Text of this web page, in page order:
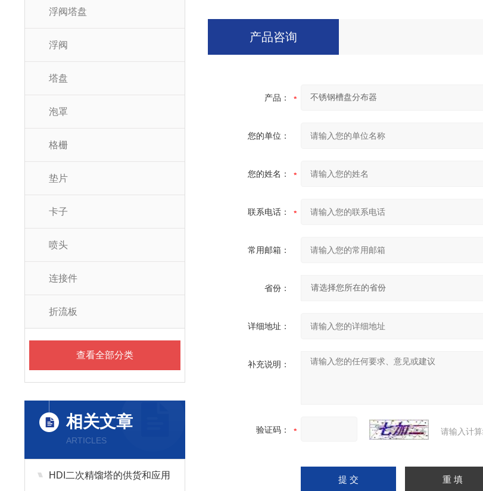
浮阀塔盘
浮阀
塔盘
泡罩
格栅
垫片
卡子
喷头
连接件
折流板
查看全部分类
相关文章
ARTICLES
HDI二次精馏塔的供货和应用
产品咨询
产品：
您的单位：
您的姓名：
联系电话：
常用邮箱：
省份：
详细地址：
补充说明：
验证码： 请输入计